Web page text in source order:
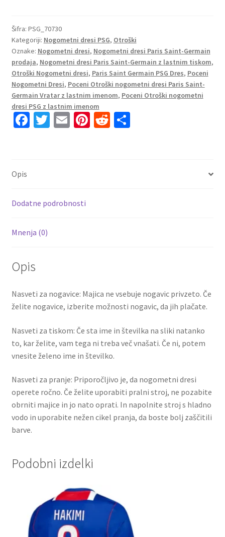
Paris
Saint-
Germain
PSG
Vratar
Domači
2023
Prodajo
količina
Šifra: PSG_70730
Kategoriji: Nogometni dresi PSG, Otroški
Oznake: Nogometni dresi, Nogometni dresi Paris Saint-Germain
prodaja, Nogometni dresi Paris Saint-Germain z lastnim tiskom,
Otroški Nogometni dresi, Paris Saint Germain PSG Dres, Poceni
Nogometni Dresi, Poceni Otroški nogometni dresi Paris Saint-
Germain Vratar z lastnim imenom, Poceni Otroški nogometni
dresi PSG z lastnim imenom
Fa
k
T E Pi R S
Opis
Dodatne podrobnosti
Mnenja (0)
Opis
Nasveti za nogavice: Majica ne vsebuje nogavic privzeto. Če
želite nogavice, izberite možnosti nogavic, da jih plačate.
Nasveti za tiskom: Če sta ime in številka na sliki natanko
to, kar želite, vam tega ni treba več vnašati. Če ni, potem
vnesite želeno ime in številko.
Nasveti za pranje: Priporočljivo je, da nogometni dresi
operete ročno. Če želite uporabiti pralni stroj, ne pozabite
obrniti majice in jo nato oprati. In napolnite stroj s hladno
vodo in uporabite nežen cikel pranja, da boste bolj zaščitili
barve.
Podobni izdelki